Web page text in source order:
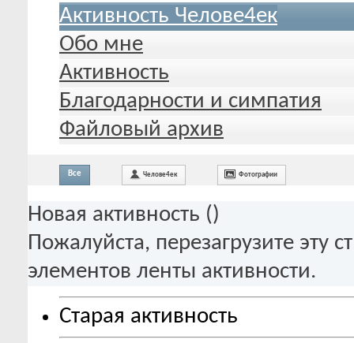
Активность Челове4ек
Обо мне
Активность
Благодарности и симпатия
Файловый архив
Все Челове4ек Фотографии
Новая активность ()
Пожалуйста, перезагрузите эту
элементов ленты активности.
Старая активность